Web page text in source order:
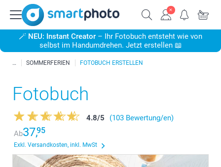
🪄 NEU: Instant Creator – Ihr Fotobuch entsteht wie von
selbst im Handumdrehen. Jetzt erstellen 📖
SOMMERFERIEN FOTOBUCH ERSTELLEN
Fotobuch
4.8/5
(103 Bewertung/en)
Ab37,95
Exkl. Versandkosten, inkl. MwSt